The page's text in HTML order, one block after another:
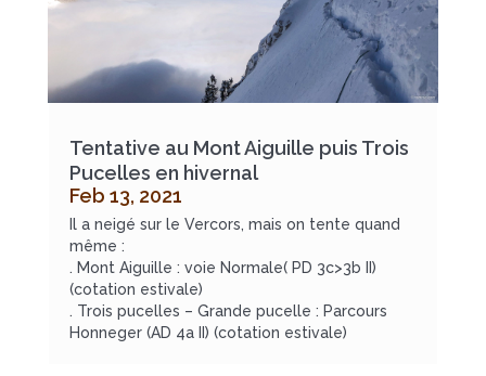
Tentative au Mont Aiguille puis Trois
Pucelles en hivernal
Feb 13, 2021
Il a neigé sur le Vercors, mais on tente quand
même :
. Mont Aiguille : voie Normale( PD 3c>3b II)
(cotation estivale)
. Trois pucelles – Grande pucelle : Parcours
Honneger (AD 4a II) (cotation estivale)